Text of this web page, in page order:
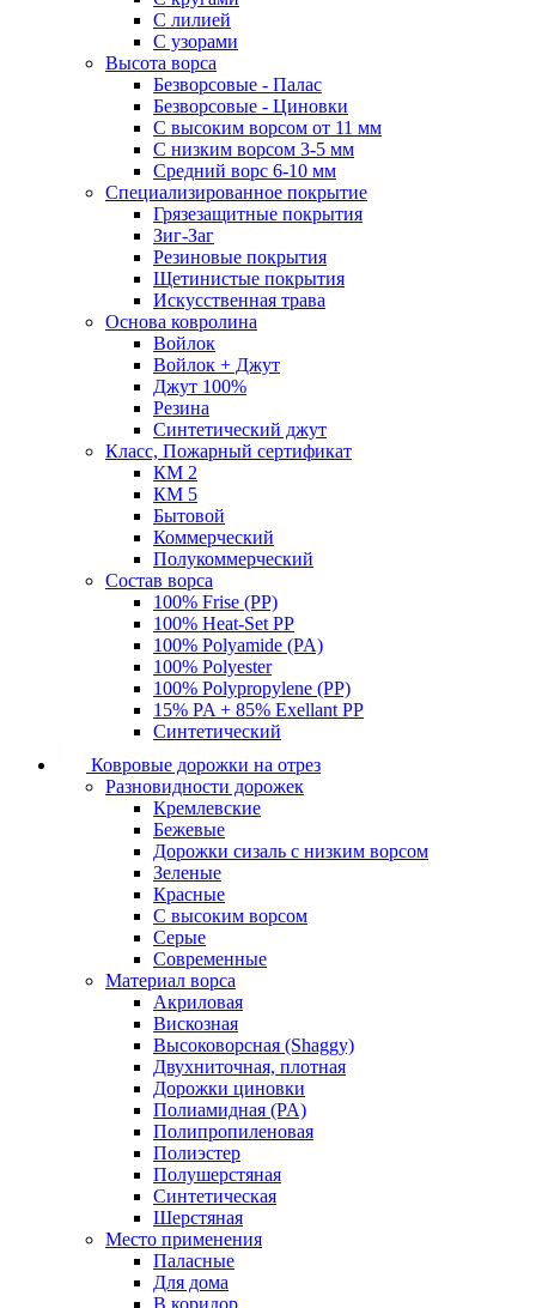
С лилией
С узорами
Высота ворса
Безворсовые - Палас
Безворсовые - Циновки
С высоким ворсом от 11 мм
С низким ворсом 3-5 мм
Средний ворс 6-10 мм
Специализированное покрытие
Грязезащитные покрытия
Зиг-Заг
Резиновые покрытия
Щетинистые покрытия
Искусственная трава
Основа ковролина
Войлок
Войлок + Джут
Джут 100%
Резина
Синтетический джут
Класс, Пожарный сертификат
КМ 2
КМ 5
Бытовой
Коммерческий
Полукоммерческий
Состав ворса
100% Frise (PP)
100% Heat-Set PP
100% Polyamide (PA)
100% Polyester
100% Polypropylene (PP)
15% PA + 85% Exellant PP
Синтетический
Ковровые дорожки на отрез
Разновидности дорожек
Кремлевские
Бежевые
Дорожки сизаль с низким ворсом
Зеленые
Красные
С высоким ворсом
Серые
Современные
Материал ворса
Акриловая
Вискозная
Высоковорсная (Shaggy)
Двухниточная, плотная
Дорожки циновки
Полиамидная (PA)
Полипропиленовая
Полиэстер
Полушерстяная
Синтетическая
Шерстяная
Место применения
Паласные
Для дома
В коридор